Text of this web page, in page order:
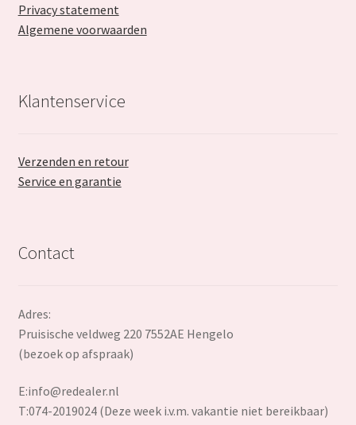
Privacy statement
Algemene voorwaarden
Klantenservice
Verzenden en retour
Service en garantie
Contact
Adres:
Pruisische veldweg 220 7552AE Hengelo
(bezoek op afspraak)
E:info@redealer.nl
T:074-2019024 (Deze week i.v.m. vakantie niet bereikbaar)